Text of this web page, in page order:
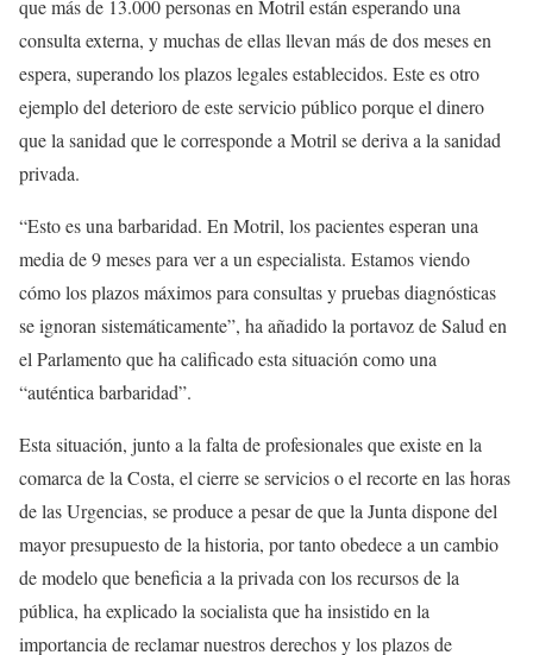
que más de 13.000 personas en Motril están esperando una
consulta externa, y muchas de ellas llevan más de dos meses en
espera, superando los plazos legales establecidos. Este es otro
ejemplo del deterioro de este servicio público porque el dinero
que la sanidad que le corresponde a Motril se deriva a la sanidad
privada.
“Esto es una barbaridad. En Motril, los pacientes esperan una
media de 9 meses para ver a un especialista. Estamos viendo
cómo los plazos máximos para consultas y pruebas diagnósticas
se ignoran sistemáticamente”, ha añadido la portavoz de Salud en
el Parlamento que ha calificado esta situación como una
“auténtica barbaridad”.
Esta situación, junto a la falta de profesionales que existe en la
comarca de la Costa, el cierre se servicios o el recorte en las horas
de las Urgencias, se produce a pesar de que la Junta dispone del
mayor presupuesto de la historia, por tanto obedece a un cambio
de modelo que beneficia a la privada con los recursos de la
pública, ha explicado la socialista que ha insistido en la
importancia de reclamar nuestros derechos y los plazos de